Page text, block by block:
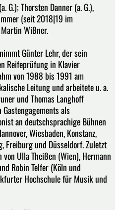
G.); Thorsten Danner (a. G.),
(seit 2018|19 im
Wißner.
Günter Lehr, der sein
Reifeprüfung in Klavier
von 1988 bis 1991 am
Leitung und arbeitete u. a.
und Thomas Langhoff
als
an deutschsprachige Bühnen
Wiesbaden, Konstanz,
Freiburg und Düsseldorf. Zuletzt
Ulla Theißen (Wien), Hermann
Robin Telfer (Köln und
Hochschule für Musik und